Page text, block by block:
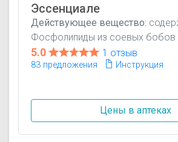
Эссенциале
Действующее вещество:
Фосфолипиды из соевых бобов
5.0 1 отзыв
83 предложения Инструкция
Цены в аптеках